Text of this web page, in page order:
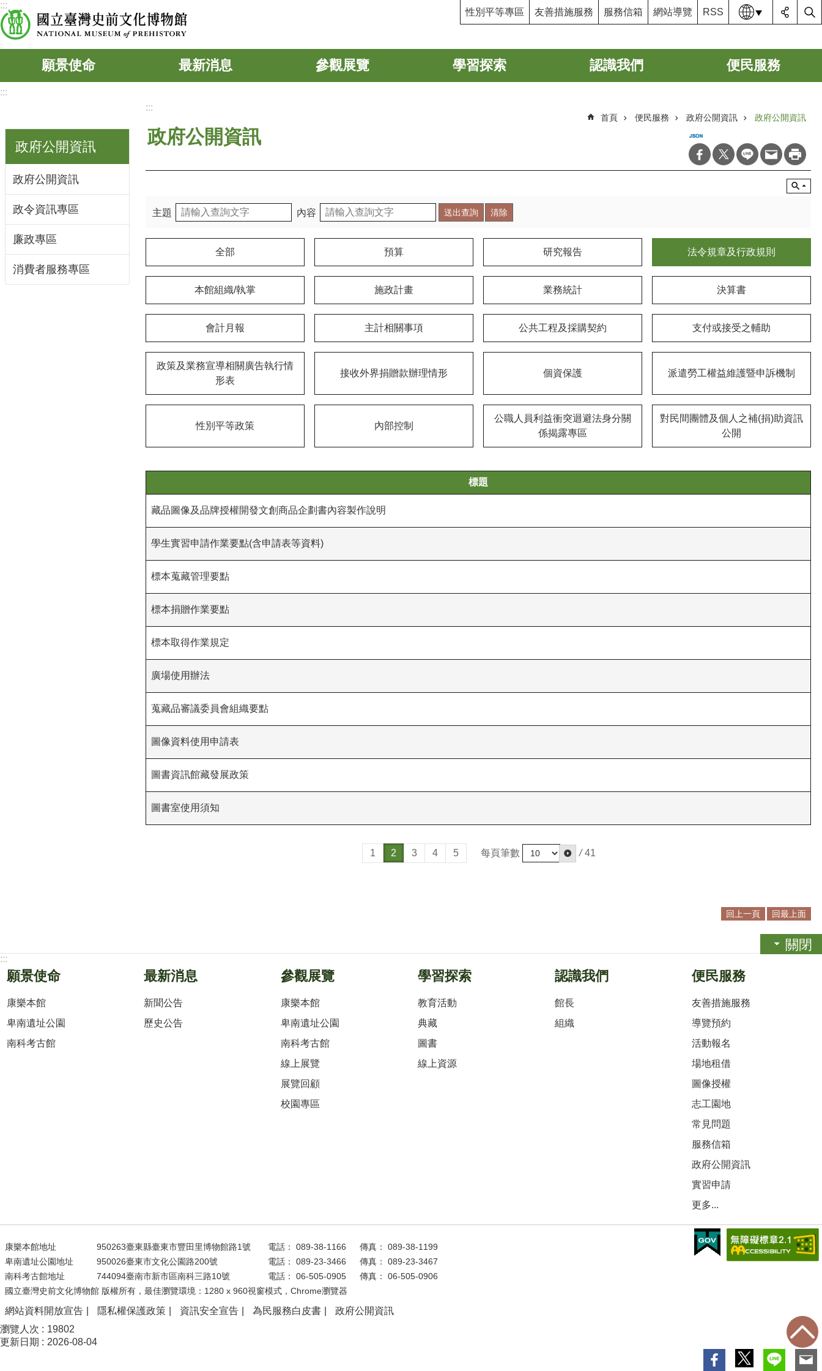
跳到主要內容區塊
:::
性別平等專區 友善措施服務 服務信箱 網站導覽 RSS 語系
願景使命 最新消息 參觀展覽 學習探索 認識我們 便民服務
:::
政府公開資訊
政府公開資訊
政令資訊專區
廉政專區
消費者服務專區
:::
首頁 便民服務 政府公開資訊 政府公開資訊
政府公開資訊
主題 內容
全部 預算 研究報告 法令規章及行政規則
本館組織/執掌 施政計畫 業務統計 決算書
會計月報 主計相關事項 公共工程及採購契約 支付或接受之輔助
政策及業務宣導相關廣告執行情
形表
接收外界捐贈款辦理情形 個資保護 派遣勞工權益維護暨申訴機制
性別平等政策 內部控制
公職人員利益衝突迴避法身分關
係揭露專區
對民間團體及個人之補(捐)助資訊
公開
標題
藏品圖像及品牌授權開發文創商品企劃書內容製作說明
學生實習申請作業要點(含申請表等資料)
標本蒐藏管理要點
標本捐贈作業要點
標本取得作業規定
廣場使用辦法
蒐藏品審議委員會組織要點
圖像資料使用申請表
圖書資訊館藏發展政策
圖書室使用須知
1 2 3 4 5 每頁筆數 / 41
回上一頁 回最上面
關閉
:::
願景使命
康樂本館
卑南遺址公園
南科考古館
最新消息
新聞公告
歷史公告
參觀展覽
康樂本館
卑南遺址公園
南科考古館
線上展覽
展覽回顧
校園專區
學習探索
教育活動
典藏
圖書
線上資源
認識我們
館長
組織
便民服務
友善措施服務
導覽預約
活動報名
場地租借
圖像授權
志工園地
常見問題
服務信箱
政府公開資訊
實習申請
更多...
康樂本館地址 950263臺東縣臺東市豐田里博物館路1號 電話： 089-38-1166
傳真： 089-38-1199
卑南遺址公園地址
950026臺東市文化公園路200號 電話： 089-23-3466
傳真： 089-23-3467
南科考古館地址
744094臺南市新市區南科三路10號 電話： 06-505-0905
傳真： 06-505-0906
國立臺灣史前文化博物館 版權所有，最佳瀏覽環境：1280 x 960視窗模式，Chrome瀏覽器
網站資料開放宣告 隱私權保護政策 資訊安全宣告 為民服務白皮書
政府公開資訊
瀏覽人次
19802
更新日期
2026-08-04